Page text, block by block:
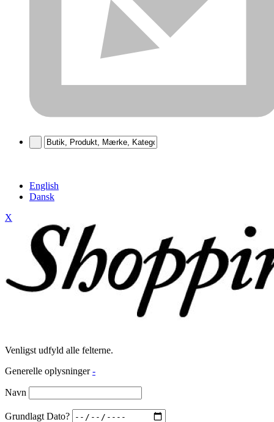
English
Dansk
X
Venligst udfyld alle felterne.
Generelle oplysninger -
Navn
Grundlagt Dato?